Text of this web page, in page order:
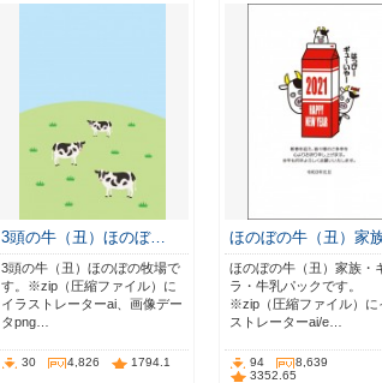
3頭の牛（丑）ほのぼ…
3頭の牛（丑）ほのぼの牧場で
す。※zip（圧縮ファイル）に
イラストレーターai、画像デー
タpng…
30 4,826 1794.1
ほのぼの牛（丑）家
ほのぼの牛（丑）家族・
ラ・牛乳パックです。
※zip（圧縮ファイル）に
ストレーターai/e…
94
8,639
3352.65